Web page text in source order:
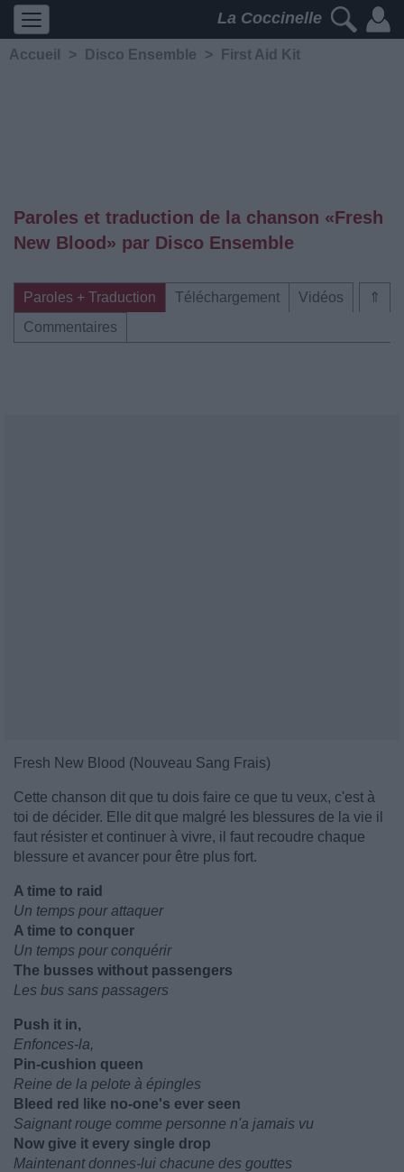
La Coccinelle
Accueil > Disco Ensemble > First Aid Kit
Paroles et traduction de la chanson «Fresh
New Blood» par Disco Ensemble
⇑
Paroles + Traduction Téléchargement
Vidéos
Commentaires
Fresh New Blood (Nouveau Sang Frais)
Cette chanson dit que tu dois faire ce que tu veux, c'est à
toi de décider. Elle dit que malgré les blessures de la vie il
faut résister et continuer à vivre, il faut recoudre chaque
blessure et avancer pour être plus fort.
A time to raid
Un temps pour attaquer
A time to conquer
Un temps pour conquérir
The busses without passengers
Les bus sans passagers
Push it in,
Enfonces-la,
Pin-cushion queen
Reine de la pelote à épingles
Bleed red like no-one's ever seen
Saignant rouge comme personne n'a jamais vu
Now give it every single drop
Maintenant donnes-lui chacune des gouttes